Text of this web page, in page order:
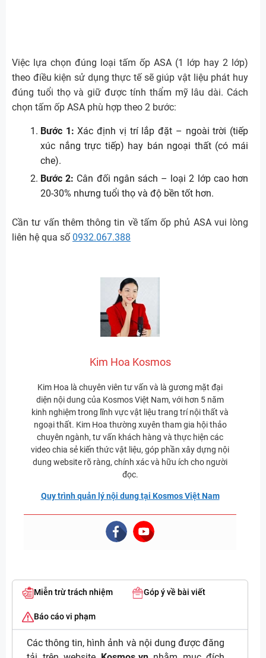
Việc lựa chọn đúng loại tấm ốp ASA (1 lớp hay 2 lớp)
theo điều kiện sử dụng thực tế sẽ giúp vật liệu phát huy
đúng tuổi thọ và giữ được tính thẩm mỹ lâu dài. Cách
chọn tấm ốp ASA phù hợp theo 2 bước:
Bước 1: Xác định vị trí lắp đặt – ngoài trời (tiếp
xúc nắng trực tiếp) hay bán ngoại thất (có mái
che).
Bước 2: Cân đối ngân sách – loại 2 lớp cao hơn
20-30% nhưng tuổi thọ và độ bền tốt hơn.
Cần tư vấn thêm thông tin về tấm ốp phủ ASA vui lòng
liên hệ qua số 0932.067.388
Kim Hoa Kosmos
Kim Hoa là chuyên viên tư vấn và là gương mặt đại
diện nội dung của Kosmos Việt Nam, với hơn 5 năm
kinh nghiệm trong lĩnh vực vật liệu trang trí nội thất và
ngoại thất. Kim Hoa thường xuyên tham gia hội thảo
chuyên ngành, tư vấn khách hàng và thực hiện các
video chia sẻ kiến thức vật liệu, góp phần xây dựng nội
dung website rõ ràng, chính xác và hữu ích cho người
đọc.
Quy trình quản lý nội dung tại Kosmos Việt Nam
Miễn trừ trách nhiệm Góp ý về bài viết
Báo cáo vi phạm
Các thông tin, hình ảnh và nội dung được đăng